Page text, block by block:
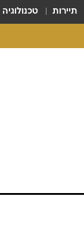
תיירות טכנולוגיה